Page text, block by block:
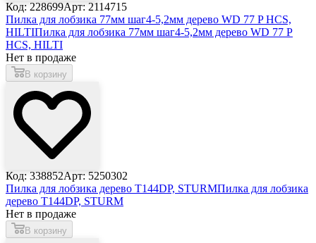
Код: 228699Арт: 2114715
Пилка для лобзика 77мм шаг4-5,2мм дерево WD 77 P HCS,
HILTIПилка для лобзика 77мм шаг4-5,2мм дерево WD 77 P
HCS, HILTI
Нет в продаже
В корзину
Код: 338852Арт: 5250302
Пилка для лобзика дерево Т144DP, STURMПилка для лобзика
дерево Т144DP, STURM
Нет в продаже
В корзину